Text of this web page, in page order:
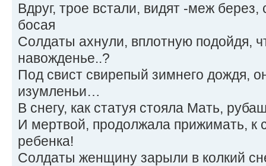
Вдруг, трое встали, видят -меж
босая
Солдаты ахнули, вплотную подойдя,
навожденье..?
Под свист свирепый зимнего дождя,
изумленьи…
В снегу, как статуя стояла Мать,
И мертвой, продолжала прижимать, к
ребенка!
Солдаты женщину зарыли в колкий